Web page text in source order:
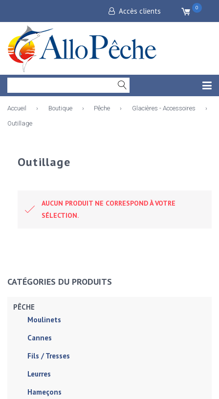
Accès clients 0
Accueil › Boutique › Pêche › Glacières - Accessoires ›
Outillage
Outillage
AUCUN PRODUIT NE CORRESPOND À VOTRE
SÉLECTION.
CATÉGORIES DU PRODUITS
PÊCHE
Moulinets
Cannes
Fils / Tresses
Leurres
Hameçons